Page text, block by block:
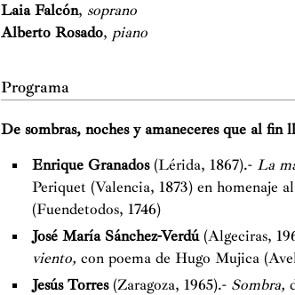
Laia Falcón, soprano
Alberto Rosado, piano
Programa
De sombras, noches y amaneceres que al fin
Enrique Granados(Lérida, 1867).-La
Periquet (Valencia, 1873) en homenaje
(Fuendetodos, 1746)
José María Sánchez-Verdú(Algeciras,
viento,con poema de Hugo Mujica
Jesús Torres(Zaragoza, 1965).- Sombra,